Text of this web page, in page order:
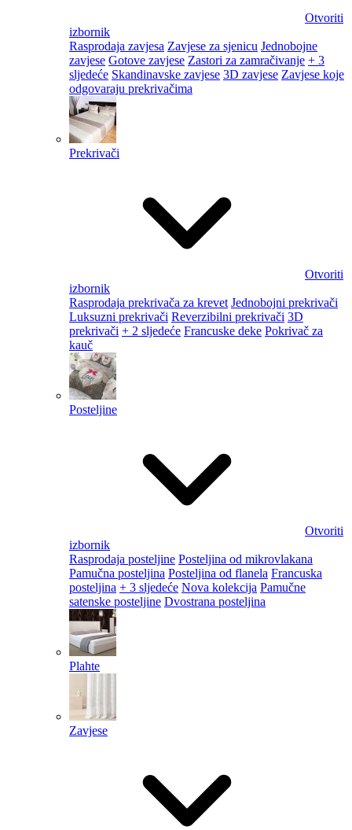
Otvoriti
izbornik
Rasprodaja zavjesa Zavjese za sjenicu Jednobojne
zavjese Gotove zavjese Zastori za zamračivanje + 3
sljedeće Skandinavske zavjese 3D zavjese Zavjese koje
odgovaraju prekrivačima
Prekrivači
Otvoriti
izbornik
Rasprodaja prekrivača za krevet Jednobojni prekrivači
Luksuzni prekrivači Reverzibilni prekrivači 3D
prekrivači + 2 sljedeće Francuske deke Pokrivač za
kauč
Posteljine
Otvoriti
izbornik
Rasprodaja posteljine Posteljina od mikrovlakana
Pamučna posteljina Posteljina od flanela Francuska
posteljina + 3 sljedeće Nova kolekcija Pamučne
satenske posteljine Dvostrana posteljina
Plahte
Zavjese